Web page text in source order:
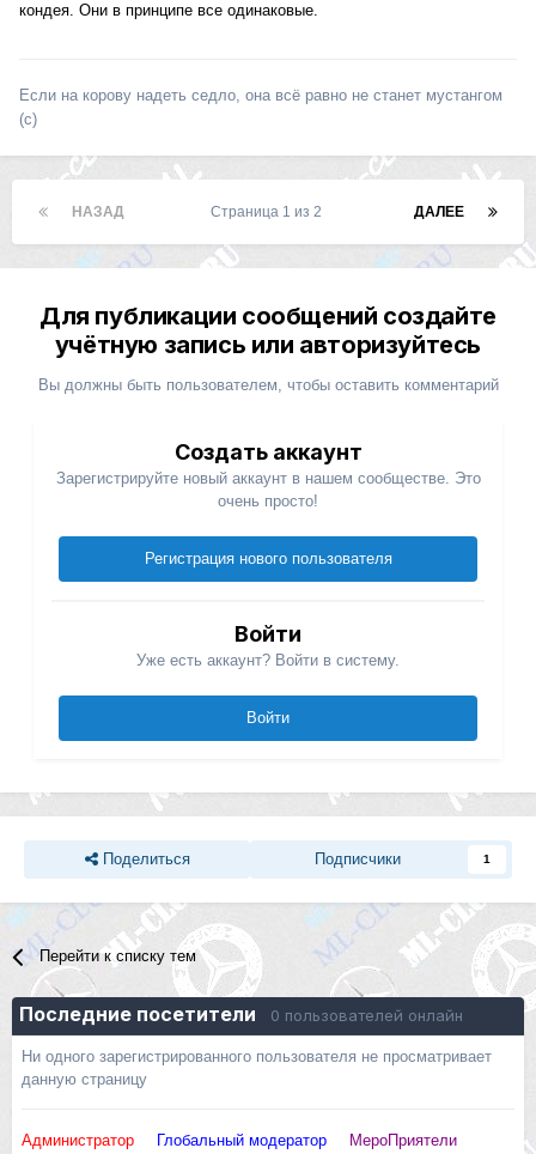
кондея. Они в принципе все одинаковые.
Если на корову надеть седло, она всё равно не станет мустангом
(с)
НАЗАД ДАЛЕЕ
Страница 1 из 2
Для публикации сообщений создайте
учётную запись или авторизуйтесь
Вы должны быть пользователем, чтобы оставить комментарий
Создать аккаунт
Зарегистрируйте новый аккаунт в нашем сообществе. Это
очень просто!
Регистрация нового пользователя
Войти
Уже есть аккаунт? Войти в систему.
Войти
Поделиться Подписчики 1
Перейти к списку тем
Последние посетители 0 пользователей онлайн
Ни одного зарегистрированного пользователя не просматривает
данную страницу
Администратор Глобальный модератор МероПриятели